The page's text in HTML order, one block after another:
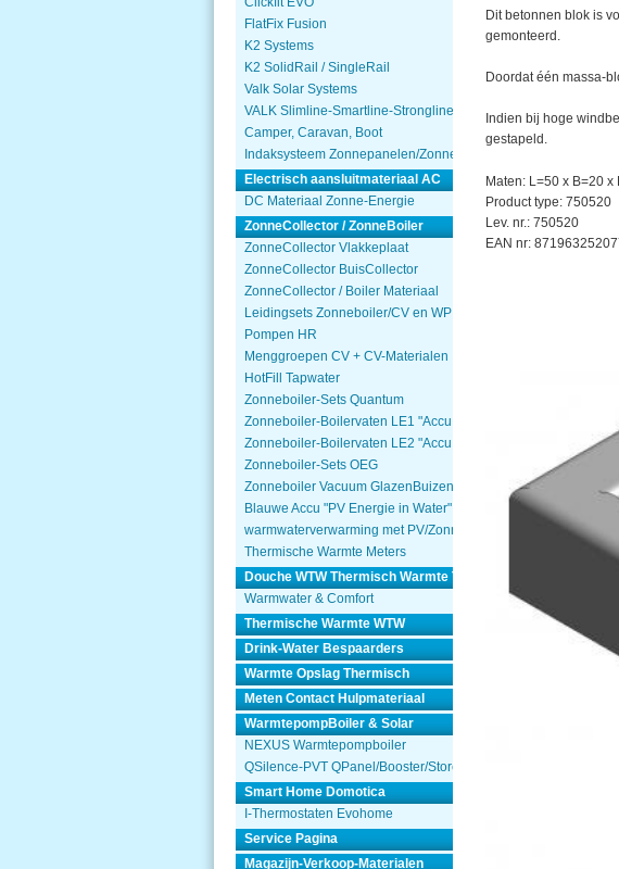
FlatFix Fusion
K2 Systems
K2 SolidRail / SingleRail
Valk Solar Systems
VALK Slimline-Smartline-Strongline
Camper, Caravan, Boot
Indaksysteem Zonnepanelen/Zonnecollector
Electrisch aansluitmateriaal AC
DC Materiaal Zonne-Energie
ZonneCollector / ZonneBoiler
ZonneCollector Vlakkeplaat
ZonneCollector BuisCollector
ZonneCollector / Boiler Materiaal
Leidingsets Zonneboiler/CV en WP
Pompen HR
Menggroepen CV + CV-Materialen
HotFill Tapwater
Zonneboiler-Sets Quantum
Zonneboiler-Boilervaten LE1 "Accu Woning Watmte"
Zonneboiler-Boilervaten LE2 "Accu Woning Watmte"
Zonneboiler-Sets OEG
Zonneboiler Vacuum GlazenBuizen
Blauwe Accu "PV Energie in Water"
warmwaterverwarming met PV/Zonnepanelen
Thermische Warmte Meters
Douche WTW Thermisch Warmte Terugwinnen
Warmwater & Comfort
Thermische Warmte WTW
Drink-Water Bespaarders
Warmte Opslag Thermisch
Meten Contact Hulpmateriaal
WarmtepompBoiler & Solar
NEXUS Warmtepompboiler
QSilence-PVT QPanel/Booster/Store
Smart Home Domotica
I-Thermostaten Evohome
Service Pagina
Magazijn-Verkoop-Materialen
Dit betonnen blok is
gemonteerd.
Doordat één massa-
Indien bij hoge
gestapeld.
Maten: L=50 x B=20 x
Product type:
Lev. nr.: 750520
EAN nr: